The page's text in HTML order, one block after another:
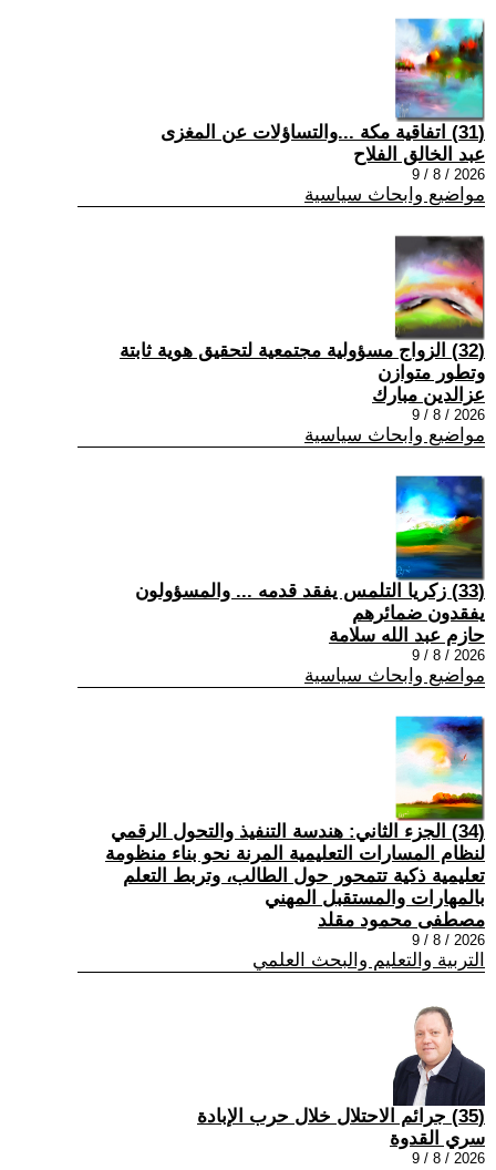
(31) اتفاقية مكة ...والتساؤلات عن المغزى
عبد الخالق الفلاح
2026 / 8 / 9
مواضيع وابحاث سياسية
(32) الزواج مسؤولية مجتمعية لتحقيق هوية ثابتة
وتطور متوازن
عزالدين مبارك
2026 / 8 / 9
مواضيع وابحاث سياسية
(33) زكريا التلمس يفقد قدمه ... والمسؤولون
يفقدون ضمائرهم
حازم عبد الله سلامة
2026 / 8 / 9
مواضيع وابحاث سياسية
(34) الجزء الثاني: هندسة التنفيذ والتحول الرقمي
لنظام المسارات التعليمية المرنة نحو بناء منظومة
تعليمية ذكية تتمحور حول الطالب، وتربط التعلم
بالمهارات والمستقبل المهني
مصطفى محمود مقلد
2026 / 8 / 9
التربية والتعليم والبحث العلمي
(35) جرائم الاحتلال خلال حرب الإبادة
سري القدوة
2026 / 8 / 9